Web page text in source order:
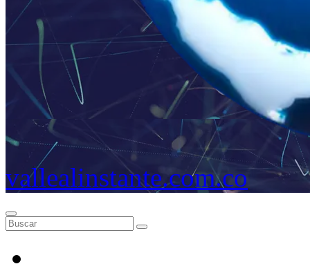
vallealinstante.com.co